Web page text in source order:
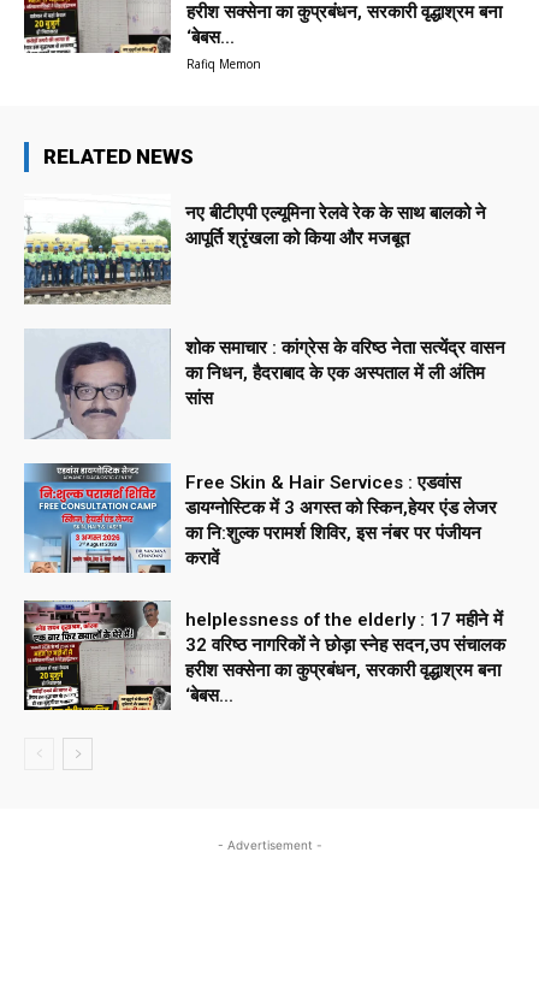
हरीश सक्सेना का कुप्रबंधन, सरकारी वृद्धाश्रम बना
‘बेबस...
Rafiq Memon
RELATED NEWS
नए बीटीएपी एल्यूमिना रेलवे रेक के साथ बालको ने
आपूर्ति श्रृंखला को किया और मजबूत
शोक समाचार : कांग्रेस के वरिष्ठ नेता सत्येंद्र वासन
का निधन, हैदराबाद के एक अस्पताल में ली अंतिम
सांस
Free Skin & Hair Services : एडवांस
डायग्नोस्टिक में 3 अगस्त को स्किन,हेयर एंड लेजर
का नि:शुल्क परामर्श शिविर, इस नंबर पर पंजीयन
करावें
helplessness of the elderly : 17 महीने में
32 वरिष्ठ नागरिकों ने छोड़ा स्नेह सदन,उप संचालक
हरीश सक्सेना का कुप्रबंधन, सरकारी वृद्धाश्रम बना
‘बेबस...
- Advertisement -